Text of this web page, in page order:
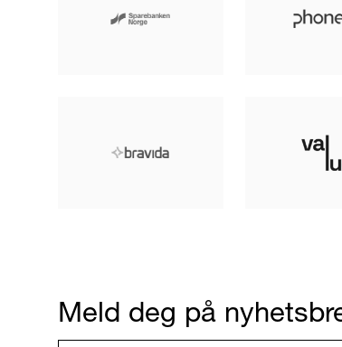
Meld deg på